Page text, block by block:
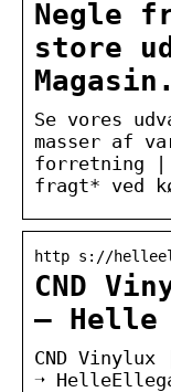
Negle
store
Se vores
masser af
forretning |
fragt* ved
http s://
CND
– Helle
CND
➝